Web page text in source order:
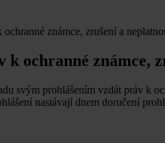
známce, zrušení a
k ochranné známce,
svým prohlášením vzdát práv k
nastávají dnem doručení